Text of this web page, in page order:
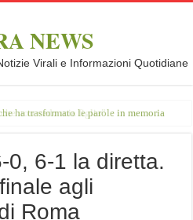
NEWS
Virali e Informazioni Quotidiane
ha trasformato le parole in memoria
0, 6-1 la diretta.
agli
Roma